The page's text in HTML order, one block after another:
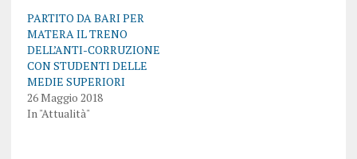
PARTITO DA BARI PER
MATERA IL TRENO
DELL’ANTI-CORRUZIONE
CON STUDENTI DELLE
MEDIE SUPERIORI
26 Maggio 2018
In "Attualità"